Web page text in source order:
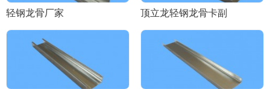
轻钢龙骨厂家 顶立龙轻钢龙骨卡副